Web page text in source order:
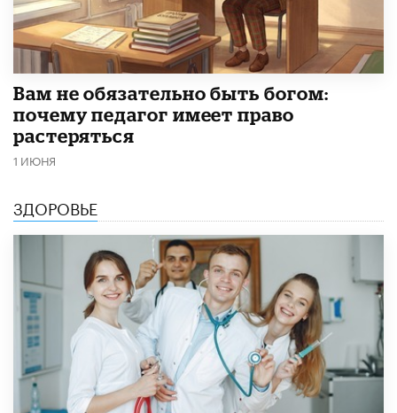
​Вам не обязательно быть богом:
почему педагог имеет право
растеряться
1 ИЮНЯ
ЗДОРОВЬЕ